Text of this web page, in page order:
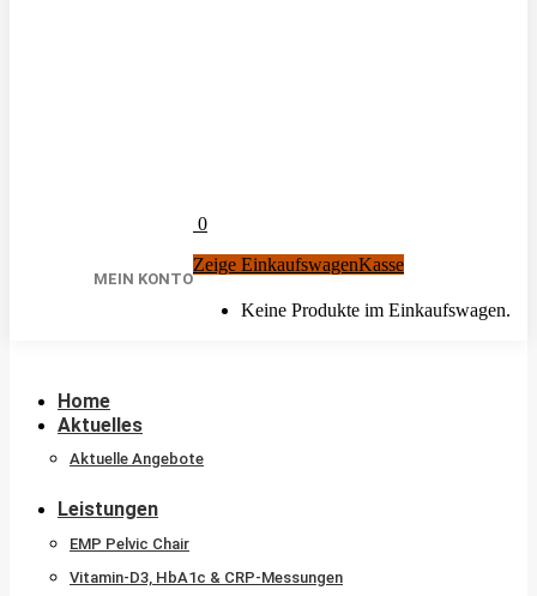
MEIN KONTO
0
Zeige EinkaufswagenKasse
Keine Produkte im Einkaufswagen.
Home
Aktuelles
Aktuelle Angebote
Leistungen
EMP Pelvic Chair
Vitamin-D3, HbA1c & CRP-Messungen